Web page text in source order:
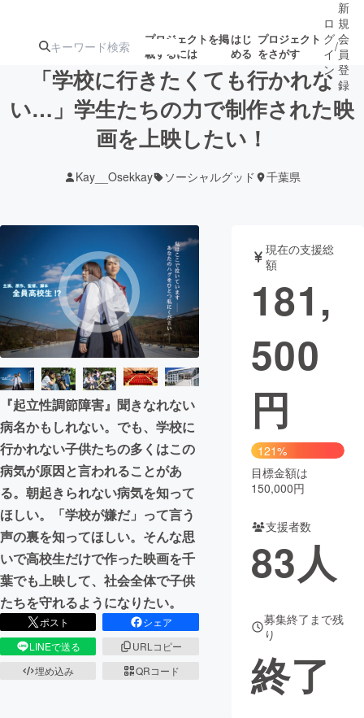
プロジェクトを掲
載するには
はじ
める
プロジェクト
をさがす
注目のリ 注目の新着プロ
ジェクト
募集終了が近いプ
テクノロジー・ガジェット
映像・映画 書籍・雑誌
ビジネス・起業 チャレンジ
まちづくり・地域活性化
CAMPFIRE for Social Good
CAMPFIRE Creation
CAMPFIREふるさと納税
コミュニティ
ロ
グ
イ
ン
/
新
規
会
員
登
録
「学校に行きたくても行かれな
い…」学生たちの力で制作された映
画を上映したい！
Kay__Osekkay ソーシャルグッド 千葉県
『起立性調節障害』聞きなれない
病名かもしれない。でも、学校に
行かれない子供たちの多くはこの
病気が原因と言われることがあ
る。朝起きられない病気を知って
ほしい。「学校が嫌だ」って言う
声の裏を知ってほしい。そんな思
いで高校生だけで作った映画を千
葉でも上映して、社会全体で子供
たちを守れるようになりたい。
ポスト
シェア
LINEで送る
URLコピー
埋め込み
QRコード
現在の支援総
額
181,
500
円
121%
目標金額は
150,000円
支援者数
83人
募集終了まで残
り
終了